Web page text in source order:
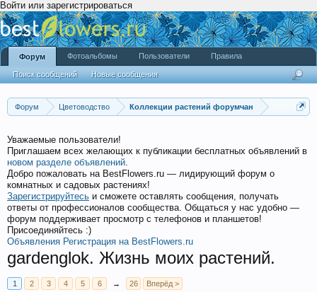
Войти или зарегистрироваться
Форум Цветоводство Коллекции растений форумчан
Уважаемые пользователи!
Приглашаем всех желающих к публикации бесплатных объявлений в
новом разделе объявлений.
Добро пожаловать на BestFlowers.ru — лидирующий форум о
комнатных и садовых растениях!
Зарегистрируйтесь и сможете оставлять сообщения, получать
ответы от профессионалов сообщества. Общаться у нас удобно —
форум поддерживает просмотр с телефонов и планшетов!
Присоединяйтесь :)
Объявления Регистрация на BestFlowers.ru
gardenglok. Жизнь моих растений.
1 2 3 4 5 6 → 26 Вперёд >
Форум
Поиск сообщений Новые сообщения
Фотоальбомы Пользователи Правила